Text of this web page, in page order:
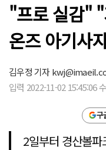
"프로 실감"
온즈 아기사
김우정 기자
입력 2022-11-02 15:45:06
구
2일부터 경산볼